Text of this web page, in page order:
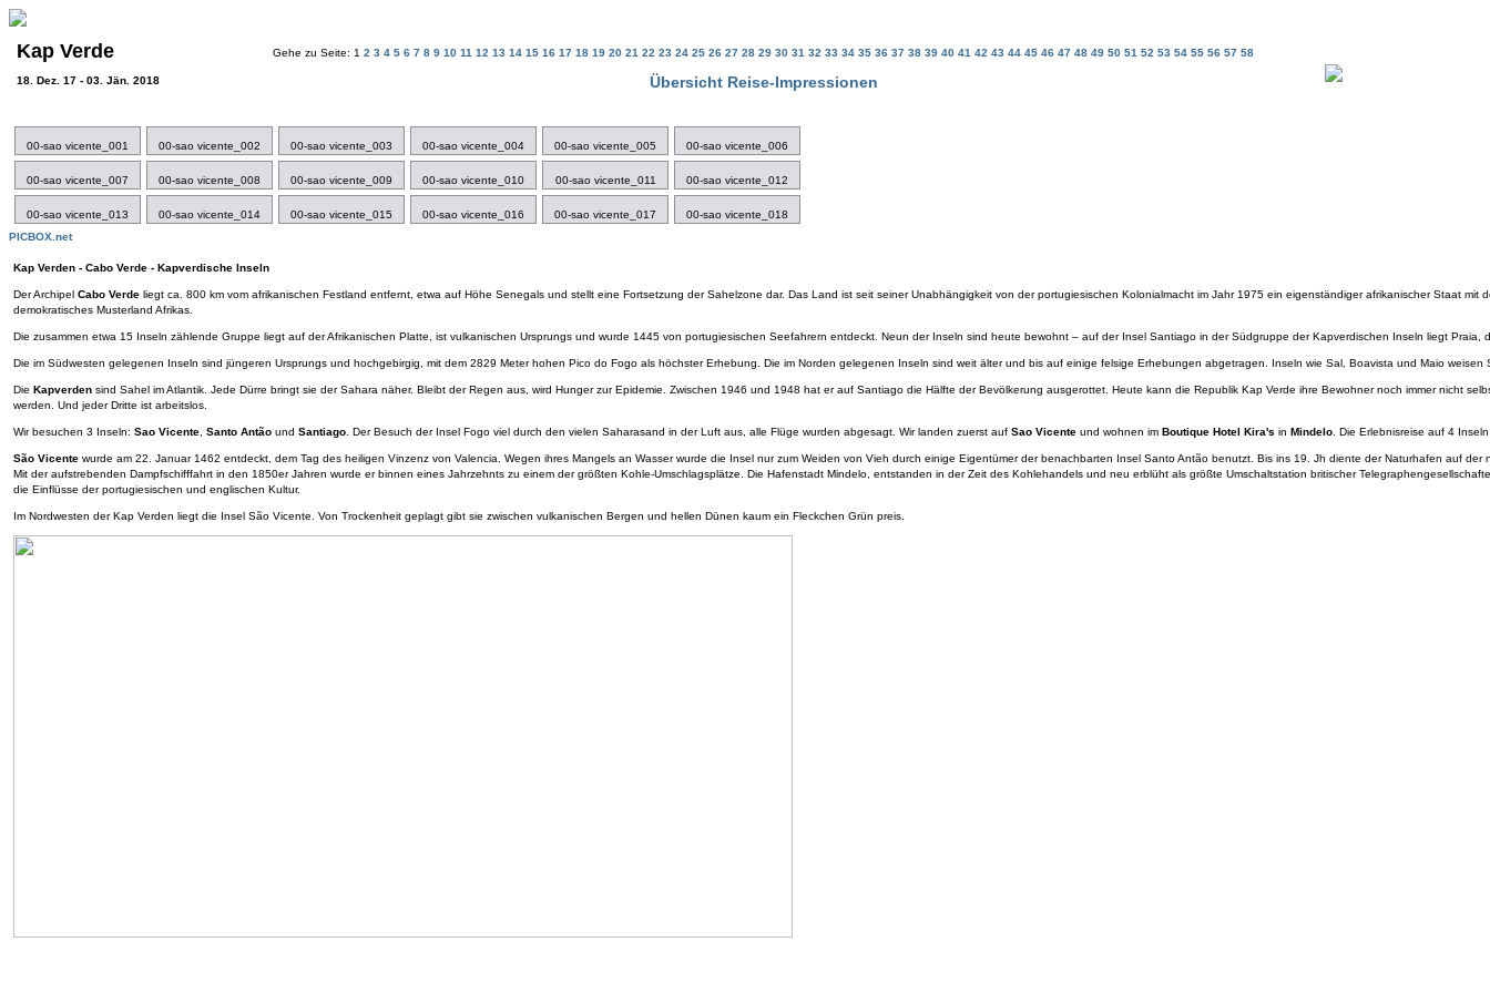
Kap Verde
18. Dez. 17 - 03. Jän. 2018
Gehe zu Seite: 1 2 3 4 5 6 7 8 9 10 11 12 13 14 15 16 17 18 19 20 21 22 23 24 25 26 27 28 29 30 31 32 33 34 35 36 37 38 39 40 41 42 43 44 45 46 47 48 49 50 51 52 53 54 55 56 57 58
Übersicht Reise-Impressionen
00-sao vicente_001 00-sao vicente_002 00-sao vicente_003 00-sao vicente_004 00-sao vicente_005 00-sao vicente_006
00-sao vicente_007 00-sao vicente_008 00-sao vicente_009 00-sao vicente_010 00-sao vicente_011 00-sao vicente_012
00-sao vicente_013 00-sao vicente_014 00-sao vicente_015 00-sao vicente_016 00-sao vicente_017
00-sao vicente_018
PICBOX.net
Kap Verden - Cabo Verde - Kapverdische Inseln
Der Archipel Cabo Verde liegt ca. 800 km vom afrikanischen Festland entfernt, etwa auf Höhe Senegals und stellt eine Fortsetzung der Sahelzone dar. Das Land ist seit seiner Unabhängigkeit von der portugiesischen Kolonialmacht im Jahr 1975 ein eigenständiger afrikanischer Staat mit
demokratisches Musterland Afrikas.
Die zusammen etwa 15 Inseln zählende Gruppe liegt auf der Afrikanischen Platte, ist vulkanischen Ursprungs und wurde 1445 von portugiesischen Seefahrern entdeckt. Neun der Inseln sind heute bewohnt – auf der Insel Santiago in der Südgruppe der Kapverdischen Inseln liegt Praia,
Die im Südwesten gelegenen Inseln sind jüngeren Ursprungs und hochgebirgig, mit dem 2829 Meter hohen Pico do Fogo als höchster Erhebung. Die im Norden gelegenen Inseln sind weit älter und bis auf einige felsige Erhebungen abgetragen. Inseln wie Sal, Boavista und Maio
Die Kapverden sind Sahel im Atlantik. Jede Dürre bringt sie der Sahara näher. Bleibt der Regen aus, wird Hunger zur Epidemie. Zwischen 1946 und 1948 hat er auf Santiago die Hälfte der Bevölkerung ausgerottet. Heute kann die Republik Kap Verde ihre Bewohner noch immer nicht
werden. Und jeder Dritte ist arbeitslos.
Wir besuchen 3 Inseln: Sao Vicente Santo Antão und Santiago . Der Besuch der Insel Fogo viel durch den vielen Saharasand in der Luft aus, alle Flüge wurden abgesagt. Wir landen zuerst auf Sao Vicente und wohnen im Boutique Hotel Kira's in Mindelo . Die Erlebnisreise auf 4
São Vicente wurde am 22. Januar 1462 entdeckt, dem Tag des heiligen Vinzenz von Valencia. Wegen ihres Mangels an Wasser wurde die Insel nur zum Weiden von Vieh durch einige Eigentümer der benachbarten Insel Santo Antão benutzt. Bis ins 19. Jh diente der Naturhafen auf
Mit der aufstrebenden Dampfschifffahrt in den 1850er Jahren wurde er binnen eines Jahrzehnts zu einem der größten Kohle-Umschlagsplätze. Die Hafenstadt Mindelo, entstanden in der Zeit des Kohlehandels und neu erblüht als größte Umschaltstation britischer
die Einflüsse der portugiesischen und englischen Kultur.
Im Nordwesten der Kap Verden liegt die Insel São Vicente. Von Trockenheit geplagt gibt sie zwischen vulkanischen Bergen und hellen Dünen kaum ein Fleckchen Grün preis.